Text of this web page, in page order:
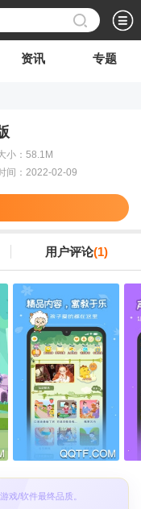
资讯 专题
小：58.1M
间：2022-02-09
用户评论(1)
戏/软件最终品质。